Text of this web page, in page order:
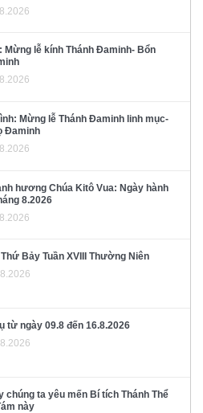
Mừng lễ kính Thánh Đaminh- Bổn
Mừng lễ Thánh Đaminh linh mục-
Đaminh
hương Chúa Kitô Vua: Ngày hành
8.2026
Bảy Tuần XVIII Thường Niên
từ ngày 09.8 đến 16.8.2026
chúng ta yêu mến Bí tích Thánh Thể
này